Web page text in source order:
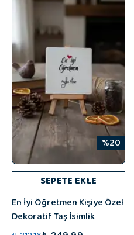
%20
SEPETE EKLE
En İyi Öğretmen Kişiye Özel
Dekoratif Taş İsimlik